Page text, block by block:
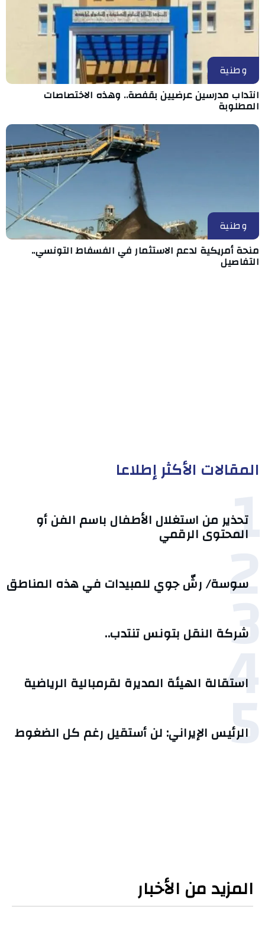
وطنية
انتداب مدرسين عرضيين بقفصة.. وهذه الاختصاصات
المطلوبة
وطنية
منحة أمريكية لدعم الاستثمار في الفسفاط التونسي..
التفاصيل
المقالات الأكثر إطلاعا
1
تحذير من استغلال الأطفال باسم الفن أو
المحتوى الرقمي
2
سوسة/ رشّ جوي للمبيدات في هذه المناطق
3
شركة النقل بتونس تنتدب..
4
استقالة الهيئة المديرة لقرمبالية الرياضية
5
الرئيس الإيراني: لن أستقيل رغم كل الضغوط
المزيد من الأخبار